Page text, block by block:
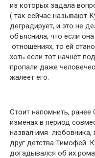
из которых задала
( так сейчас называют
деградирует, и это не
объяснила, что если
отношениях, то ей
хоть если тот начнёт
пропали даже
жалеет его.
Стоит напомнить,
изменах в период
назвал имя любовника,
друг детства Тимофей.
догадывался об их